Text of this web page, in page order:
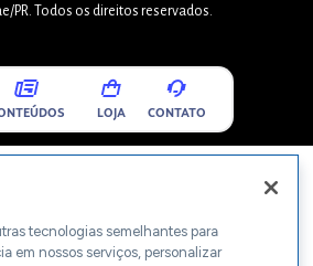
PR. Todos os direitos reservados.
LOJA CONTATO
tecnologias semelhantes para
em nossos serviços, personalizar